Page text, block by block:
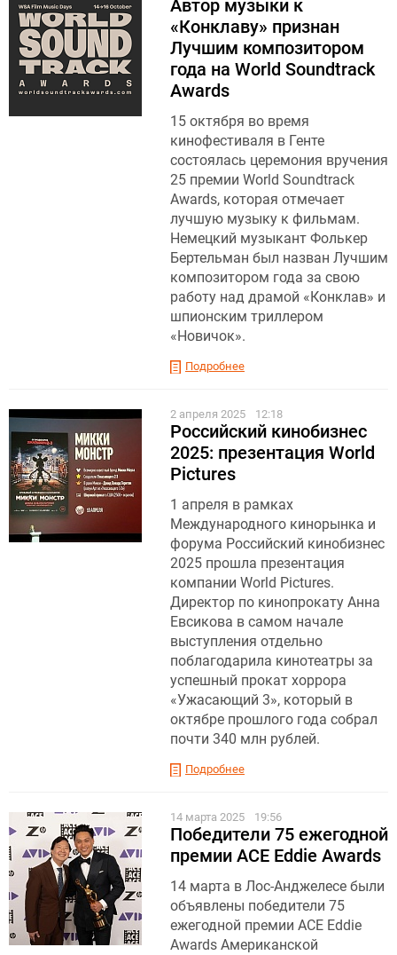
Автор музыки к
«Конклаву» признан
Лучшим композитором
года на World Soundtrack
Awards
15 октября во время
кинофестиваля в Генте
состоялась церемония вручения
25 премии World Soundtrack
Awards, которая отмечает
лучшую музыку к фильмам.
Немецкий музыкант Фолькер
Бертельман был назван Лучшим
композитором года за свою
работу над драмой «Конклав» и
шпионским триллером
«Новичок».
Подробнее
2 апреля 2025 12:18
Российский кинобизнес
2025: презентация World
Pictures
1 апреля в рамках
Международного кинорынка и
форума Российский кинобизнес
2025 прошла презентация
компании World Pictures.
Директор по кинопрокату Анна
Евсикова в самом начале
выступления отдельно
поблагодарила кинотеатры за
успешный прокат хоррора
«Ужасающий 3», который в
октябре прошлого года собрал
почти 340 млн рублей.
Подробнее
14 марта 2025 19:56
Победители 75 ежегодной
премии ACE Eddie Awards
14 марта в Лос-Анджелесе были
объявлены победители 75
ежегодной премии ACE Eddie
Awards Американской